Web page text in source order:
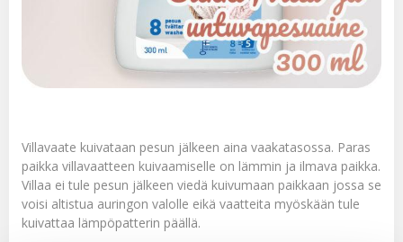
Villavaate kuivataan pesun jälkeen aina vaakatasossa. Paras
paikka villavaatteen kuivaamiselle on lämmin ja ilmava paikka.
Villaa ei tule pesun jälkeen viedä kuivumaan paikkaan jossa se
voisi altistua auringon valolle eikä vaatteita myöskään tule
kuivattaa lämpöpatterin päällä.